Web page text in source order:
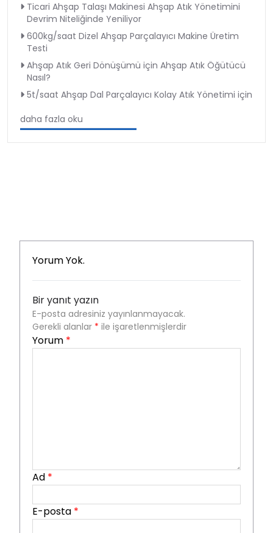
Ticari Ahşap Talaşı Makinesi Ahşap Atık Yönetimini
Devrim Niteliğinde Yeniliyor
600kg/saat Dizel Ahşap Parçalayıcı Makine Üretim
Testi
Ahşap Atık Geri Dönüşümü için Ahşap Atık Öğütücü
Nasıl?
5t/saat Ahşap Dal Parçalayıcı Kolay Atık Yönetimi için
daha fazla oku
Yorum Yok.
Bir yanıt yazın
E-posta adresiniz yayınlanmayacak.
Gerekli alanlar * ile işaretlenmişlerdir
Yorum *
Ad *
E-posta *